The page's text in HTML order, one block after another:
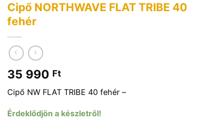
Cipő NORTHWAVE FLAT TRIBE 40
fehér
35 990 Ft
Cipő NW FLAT TRIBE 40 fehér –
Érdeklődjön a készletről!